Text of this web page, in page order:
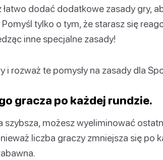
dodać dodatkowe zasady gry,
tylko o tym, że starasz się
inne specjalne zasady!
i rozważ te pomysły na zasady dla
gracza po każdej rundzie.
szybsza, możesz wyeliminować
liczba graczy zmniejsza się po